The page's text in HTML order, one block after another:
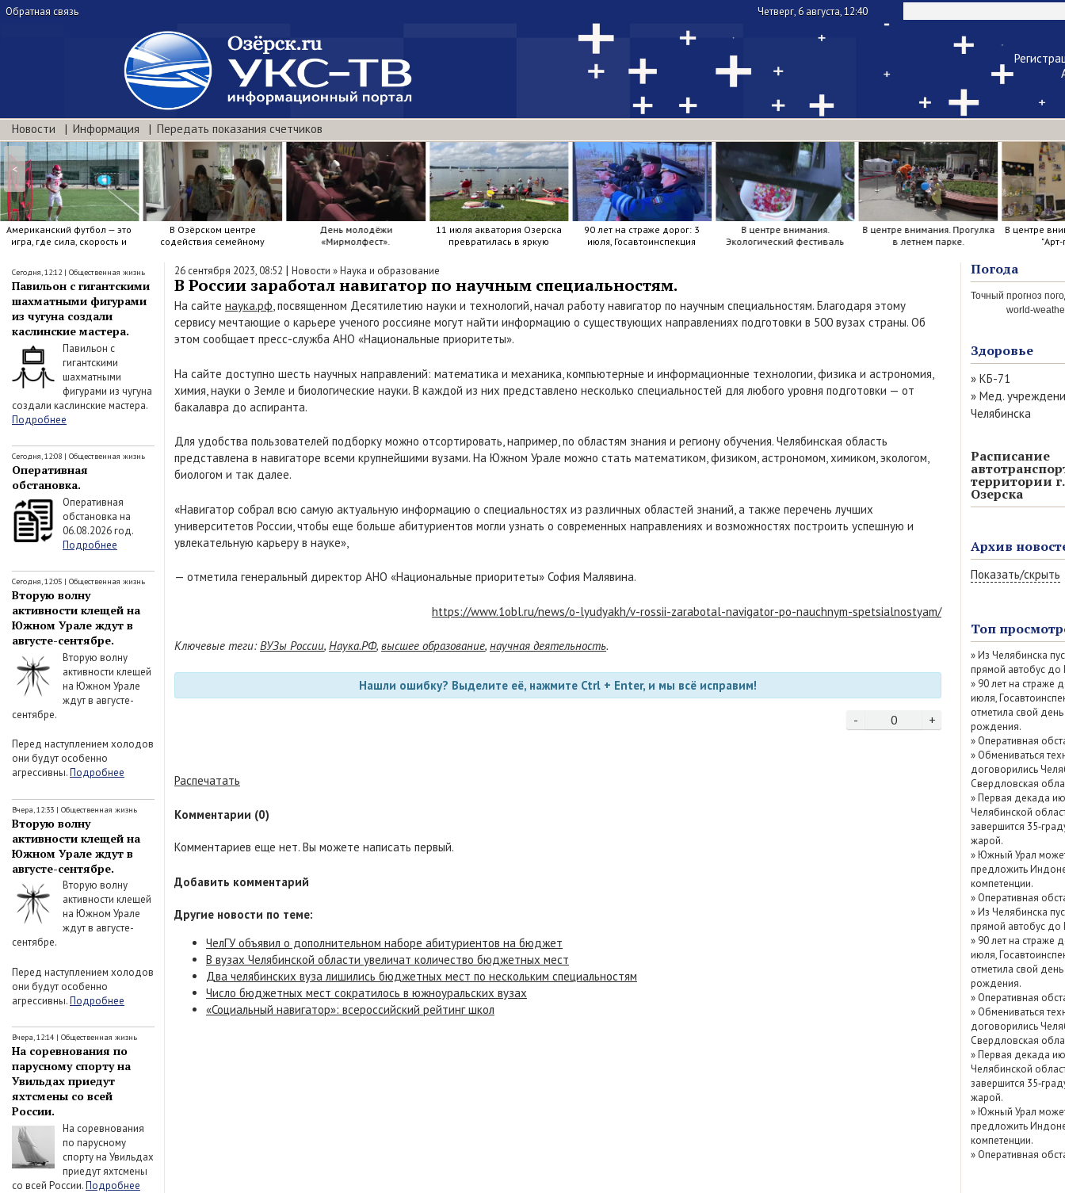
Обратная связь Четверг, 6 августа, 12:40
Чужой
Напомнить
Новости Информация Передать показания счетчиков
Американский футбол — это
игра, где сила, скорость и
В Озёрском центре
содействия семейному
День молодёжи
«Мирмолфест».
11 июля акватория Озерска
превратилась в яркую
90 лет на страже дорог: 3
июля, Госавтоинспекция
В центре внимания.
Экологический фестиваль
В центре внимания. Прогулка
в летнем парке.
В центре
<
Сегодня, 12:12 | Общественная жизнь
Павильон с гигантскими
шахматными фигурами
из чугуна создали
каслинские мастера.
Павильон с
гигантскими
шахматными
фигурами из чугуна
создали каслинские мастера.
Подробнее
Сегодня, 12:08 | Общественная жизнь
Оперативная
обстановка.
Оперативная
обстановка на
06.08.2026 год.
Подробнее
Сегодня, 12:05 | Общественная жизнь
Вторую волну
активности клещей на
Южном Урале ждут в
августе-сентябре.
Вторую волну
активности клещей
на Южном Урале
ждут в августе-
сентябре.
Перед наступлением холодов
они будут особенно
агрессивны.Подробнее
Вчера, 12:33 | Общественная жизнь
Вторую волну
активности клещей на
Южном Урале ждут в
августе-сентябре.
Вторую волну
активности клещей
на Южном Урале
ждут в августе-
сентябре.
Перед наступлением холодов
они будут особенно
агрессивны.Подробнее
Вчера, 12:14 | Общественная жизнь
На соревнования по
парусному спорту на
Увильдах приедут
яхтсмены со всей
России.
На соревнования
по парусному
спорту на Увильдах
приедут яхтсмены
со всей России.Подробнее
26 сентября 2023, 08:52 | Новости »Наука и образование
В России заработал навигатор по научным специальностям.
На сайте наука.рф, посвященном Десятилетию науки и технологий, начал работу навигатор по научным специальностям. Благодаря этому
сервису мечтающие о карьере ученого россияне могут найти информацию о существующих направлениях подготовки в 500 вузах страны. Об
этом сообщает пресс-служба АНО «Национальные приоритеты».
На сайте доступно шесть научных направлений: математика и механика, компьютерные и информационные технологии, физика и астрономия,
химия, науки о Земле и биологические науки. В каждой из них представлено несколько специальностей для любого уровня подготовки — от
бакалавра до аспиранта.
Для удобства пользователей подборку можно отсортировать, например, по областям знания и региону обучения. Челябинская область
представлена в навигаторе всеми крупнейшими вузами. На Южном Урале можно стать математиком, физиком, астрономом, химиком, экологом,
биологом и так далее.
«Навигатор собрал всю самую актуальную информацию о специальностях из различных областей знаний, а также перечень лучших
университетов России, чтобы еще больше абитуриентов могли узнать о современных направлениях и возможностях построить успешную и
увлекательную карьеру в науке»,
— отметила генеральный директор АНО «Национальные приоритеты» София Малявина.
https://www.1obl.ru/news/o-lyudyakh/v-rossii-zarabotal-navigator-po-nauchnym-spetsialnostyam/
Ключевые теги:ВУЗы России, Наука.РФ, высшее образование, научная деятельность.
Нашли ошибку? Выделите её, нажмите Ctrl + Enter, и мы всё исправим!
- 0 +
Распечатать
Комментарии (0)
Комментариев еще нет. Вы можете написать первый.
Добавить комментарий
Другие новости по теме:
ЧелГУ объявил о дополнительном наборе абитуриентов на бюджет
В вузах Челябинской области увеличат количество бюджетных мест
Два челябинских вуза лишились бюджетных мест по нескольким специальностям
Число бюджетных мест сократилось в южноуральских вузах
«Социальный навигатор»: всероссийский рейтинг школ
Погода
world-
Здоровье
» КБ-71
» Мед.
Челябинска
Расписание
территории г.
Озерска
Архив
Показать/скрыть
Июль 2026 (77)
Июнь 2026 (52)
Май 2026 (69)
Апрель 2026
Март 2026 (79)
Показать /
архив
Топ
»Из Челябинска
прямой автобус
» 90 лет на страже
июля,
отметила свой день
рождения.
» Оперативная
» Обмениваться
договорились
Свердловская
»Первая декада
Челябинской
завершится
жарой.
»Южный Урал
предложить
компетенции.
» Оперативная
»Из Челябинска
прямой автобус
» 90 лет на страже
июля,
отметила свой день
рождения.
» Оперативная
» Обмениваться
договорились
Свердловская
»Первая декада
Челябинской
завершится
жарой.
»Южный Урал
предложить
компетенции.
» Оперативная